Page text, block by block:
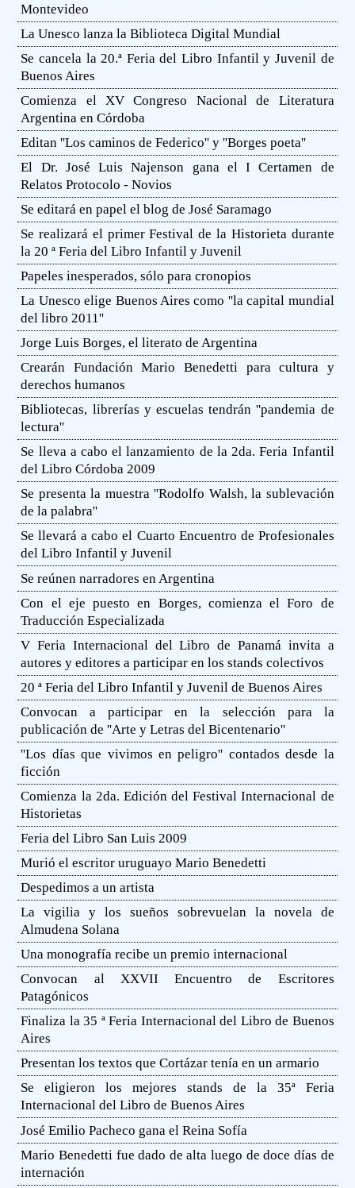
Montevideo
La Unesco lanza la Biblioteca Digital Mundial
Se cancela la 20.ª Feria del Libro Infantil y Juvenil de
Buenos Aires
Comienza el XV Congreso Nacional de Literatura
Argentina en Córdoba
Editan ''Los caminos de Federico'' y ''Borges poeta''
El Dr. José Luis Najenson gana el I Certamen de
Relatos Protocolo - Novios
Se editará en papel el blog de José Saramago
Se realizará el primer Festival de la Historieta durante
la 20 ª Feria del Libro Infantil y Juvenil
Papeles inesperados, sólo para cronopios
La Unesco elige Buenos Aires como ''la capital mundial
del libro 2011''
Jorge Luis Borges, el literato de Argentina
Crearán Fundación Mario Benedetti para cultura y
derechos humanos
Bibliotecas, librerías y escuelas tendrán ''pandemia de
lectura''
Se lleva a cabo el lanzamiento de la 2da. Feria Infantil
del Libro Córdoba 2009
Se presenta la muestra ''Rodolfo Walsh, la sublevación
de la palabra''
Se llevará a cabo el Cuarto Encuentro de Profesionales
del Libro Infantil y Juvenil
Se reúnen narradores en Argentina
Con el eje puesto en Borges, comienza el Foro de
Traducción Especializada
V Feria Internacional del Libro de Panamá invita a
autores y editores a participar en los stands colectivos
20 ª Feria del Libro Infantil y Juvenil de Buenos Aires
Convocan a participar en la selección para la
publicación de ''Arte y Letras del Bicentenario''
''Los días que vivimos en peligro'' contados desde la
ficción
Comienza la 2da. Edición del Festival Internacional de
Historietas
Feria del Libro San Luis 2009
Murió el escritor uruguayo Mario Benedetti
Despedimos a un artista
La vigilia y los sueños sobrevuelan la novela de
Almudena Solana
Una monografía recibe un premio internacional
Convocan al XXVII Encuentro de Escritores
Patagónicos
Finaliza la 35 ª Feria Internacional del Libro de Buenos
Aires
Presentan los textos que Cortázar tenía en un armario
Se eligieron los mejores stands de la 35ª Feria
Internacional del Libro de Buenos Aires
José Emilio Pacheco gana el Reina Sofía
Mario Benedetti fue dado de alta luego de doce días de
internación